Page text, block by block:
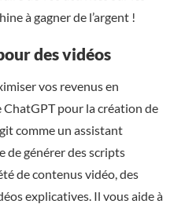
à gagner de l’argent !
des vidéos
vos revenus en
pour la création de
comme un assistant
de générer des scripts
de contenus vidéo, des
explicatives. Il vous aide à